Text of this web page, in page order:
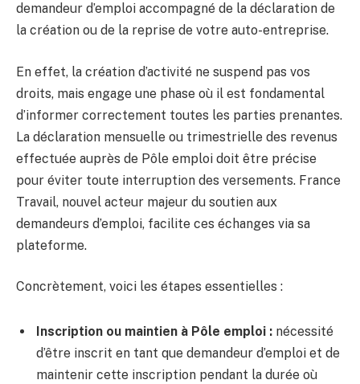
demandeur d’emploi accompagné de la déclaration de
la création ou de la reprise de votre auto-entreprise.
En effet, la création d’activité ne suspend pas vos
droits, mais engage une phase où il est fondamental
d’informer correctement toutes les parties prenantes.
La déclaration mensuelle ou trimestrielle des revenus
effectuée auprès de Pôle emploi doit être précise
pour éviter toute interruption des versements. France
Travail, nouvel acteur majeur du soutien aux
demandeurs d’emploi, facilite ces échanges via sa
plateforme.
Concrètement, voici les étapes essentielles :
Inscription ou maintien à Pôle emploi : nécessité
d’être inscrit en tant que demandeur d’emploi et de
maintenir cette inscription pendant la durée où